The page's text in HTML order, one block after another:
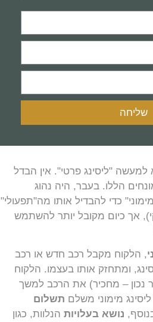
שליחה
למעשה "ליסינג פרטי". אין הבדל
הללו. בעבר, היה נהוג
כדי להבדיל אותו מה"תפעולי"
אך כיום מקובל יותר להשתמש
, הלקוח מקבל רכב חדש או רכב
ומתחזק אותו בעצמו. הלקוח
נכון – מחכיר) את הרכב למשך
מימוני משלם תשלום
נושא בעלויות הנלוות, כגון